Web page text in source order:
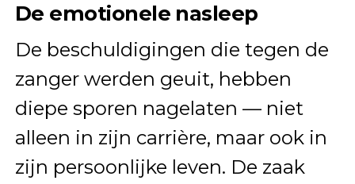
De emotionele nasleep
De beschuldigingen die tegen de
zanger werden geuit, hebben
diepe sporen nagelaten — niet
alleen in zijn carrière, maar ook in
zijn persoonlijke leven. De zaak